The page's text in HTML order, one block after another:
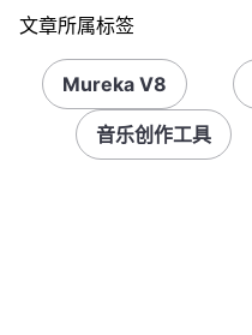
文章所属标签
Mureka V8
音乐创作工具